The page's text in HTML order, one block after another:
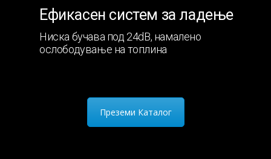
Ефикасен систем за ладење
Ниска бучава под 24dB, намалено
ослободување на топлина
Преземи Каталог